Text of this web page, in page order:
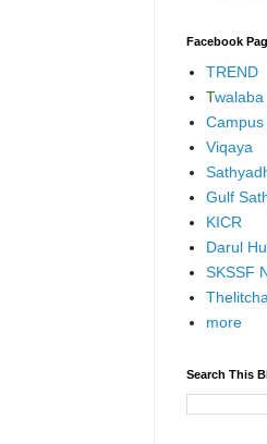
Facebook
TREND
Twalaba
Campus
Viqaya
Gulf
KICR
Darul
SKSSF
more
Search This